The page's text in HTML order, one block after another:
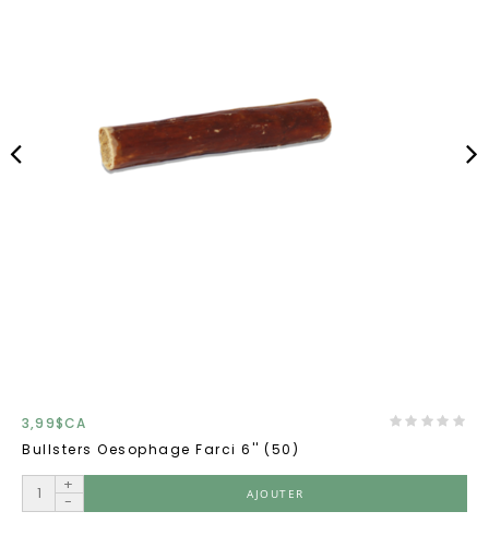
3,99$CA
Bullsters Oesophage Farci 6'' (50)
+
-
AJOUTER